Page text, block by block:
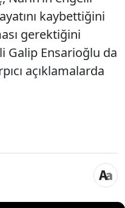
kaybettiğini
gerektiğini
Galip Ensarioğlu da
açıklamalarda